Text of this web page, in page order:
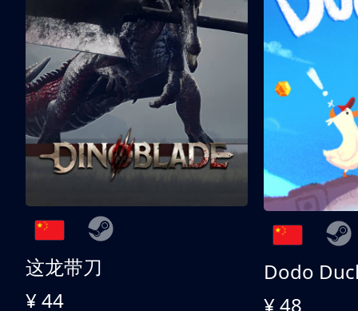
这龙带刀
¥ 44
Dodo
¥ 48